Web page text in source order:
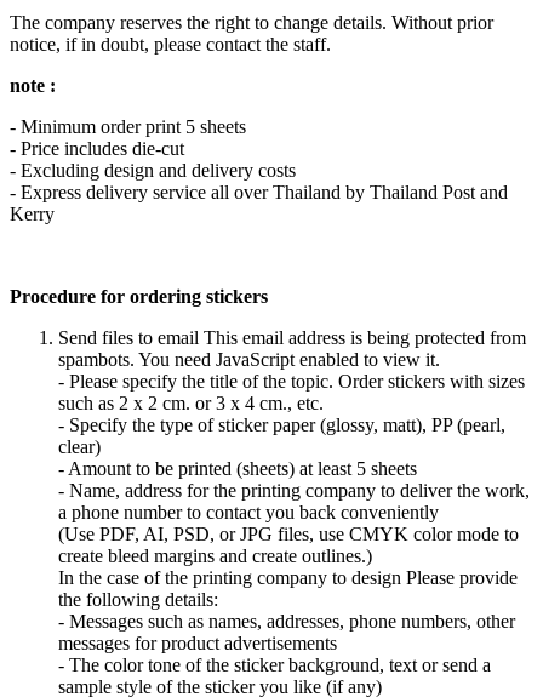
The company reserves the right to change details. Without prior
notice, if in doubt, please contact the staff.
note :
- Minimum order print 5 sheets
- Price includes die-cut
- Excluding design and delivery costs
- Express delivery service all over Thailand by Thailand Post and
Kerry
Procedure for ordering stickers
Send files to email This email address is being protected from
spambots. You need JavaScript enabled to view it.
- Please specify the title of the topic. Order stickers with sizes
such as 2 x 2 cm. or 3 x 4 cm., etc.
- Specify the type of sticker paper (glossy, matt), PP (pearl,
clear)
- Amount to be printed (sheets) at least 5 sheets
- Name, address for the printing company to deliver the work,
a phone number to contact you back conveniently
(Use PDF, AI, PSD, or JPG files, use CMYK color mode to
create bleed margins and create outlines.)
In the case of the printing company to design Please provide
the following details:
- Messages such as names, addresses, phone numbers, other
messages for product advertisements
- The color tone of the sticker background, text or send a
sample style of the sticker you like (if any)